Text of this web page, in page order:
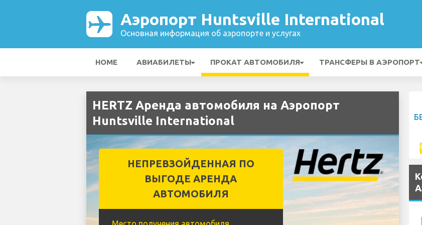
Аэропорт Huntsville International
Основная информация об аэропорте и услугах
HOME АВИАБИЛЕТЫ ПРОКАТ АВТОМОБИЛЯ ТРАНСФЕРЫ В АЭРОПОРТ
HERTZ Аренда автомобиля на Аэропорт
Huntsville International
НЕПРЕВЗОЙДЕННАЯ ПО
ВЫГОДЕ АРЕНДА
АВТОМОБИЛЯ